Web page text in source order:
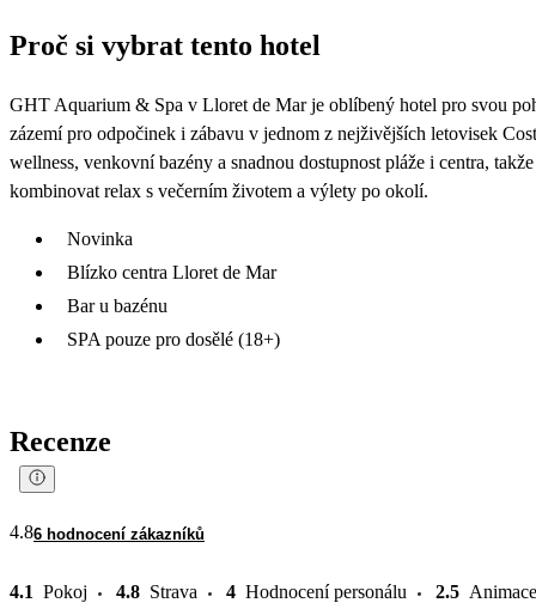
28
Proč si vybrat tento hotel
GHT Aquarium & Spa v Lloret de Mar je oblíbený hotel pro svou
zázemí pro odpočinek i zábavu v jednom z nejživějších letovisek
wellness, venkovní bazény a snadnou dostupnost pláže i centra,
kombinovat relax s večerním životem a výlety po okolí.
Novinka
Blízko centra Lloret de Mar
Bar u bazénu
SPA pouze pro dosělé (18+)
Recenze
4.86 hodnocení zákazníků
4.1 Pokoj 4.8 Strava 4 Hodnocení personálu 2.5 Animace